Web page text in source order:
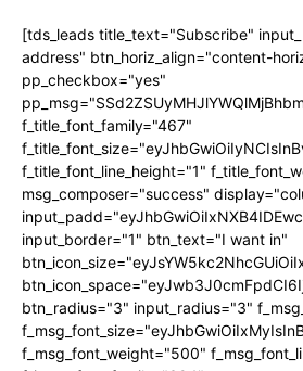
[tds_leads title_text="Subscribe"
address" btn_horiz_align="content-
pp_checkbox="yes"
f_title_font_family="467"
f_title_font_line_height="1"
msg_composer="success"
input_border="1" btn_text="I want in"
btn_radius="3" input_radius="3"
f_msg_font_weight="500"